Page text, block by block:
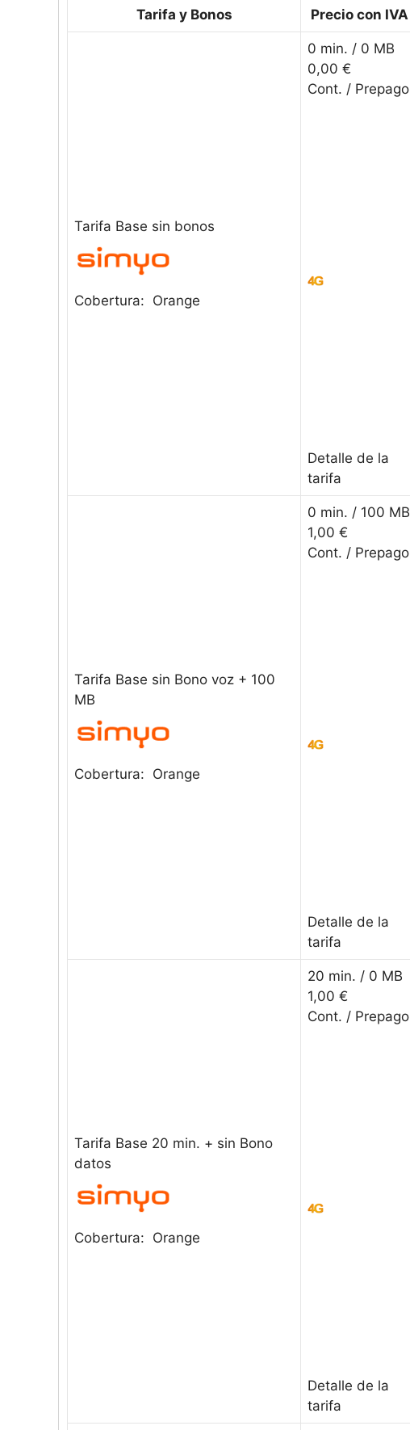
Tarifa y Bonos Precio con IVA
Tarifa Base sin bonos
Cobertura: Orange
0 min. / 0 MB
0,00 €
Cont. / Prepago
Detalle de la
tarifa
Tarifa Base sin Bono voz + 100
MB
Cobertura: Orange
0 min. / 100 MB
1,00 €
Cont. / Prepago
Detalle de la
tarifa
Tarifa Base 20 min. + sin Bono
datos
Cobertura: Orange
20 min. / 0 MB
1,00 €
Cont. / Prepago
Detalle de la
tarifa